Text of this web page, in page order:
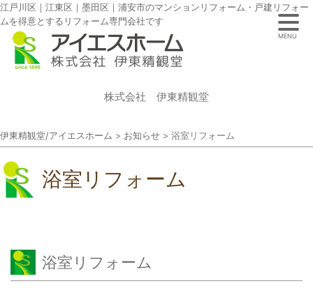
江戸川区｜江東区｜墨田区｜浦安市のマンションリフォーム・戸建リフォー
ムを得意とするリフォーム専門会社です
株式会社 伊東精観堂
伊東精観堂/アイエスホーム > お知らせ > 浴室リフォーム
浴室リフォーム
浴室リフォーム
MENU